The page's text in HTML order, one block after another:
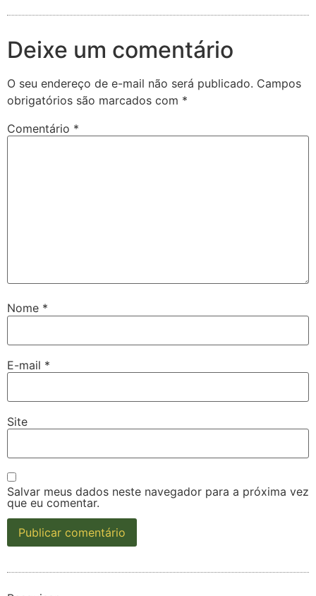
Deixe um comentário
O seu endereço de e-mail não será publicado. Campos
obrigatórios são marcados com *
Comentário *
Nome *
E-mail *
Site
Salvar meus dados neste navegador para a próxima vez
que eu comentar.